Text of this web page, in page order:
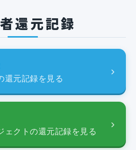
還元記録
還元記録を見る
›
ェクトの還元記録を見る
›